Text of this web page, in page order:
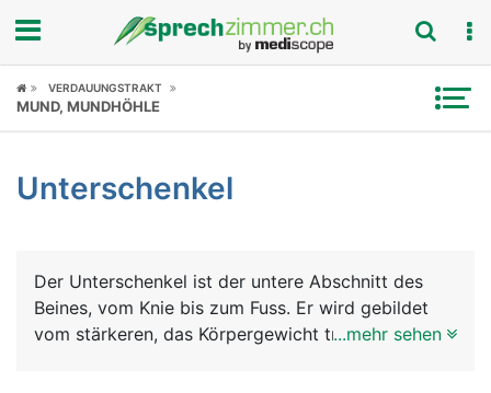
Fokus
Symptome
News
VERDAUUNGSTRAKT
MUND, MUNDHÖHLE
Unterschenkel
Der Unterschenkel ist der untere Abschnitt des
Beines, vom Knie bis zum Fuss. Er wird gebildet
vom stärkeren, das Körpergewicht tragenden
...mehr sehen